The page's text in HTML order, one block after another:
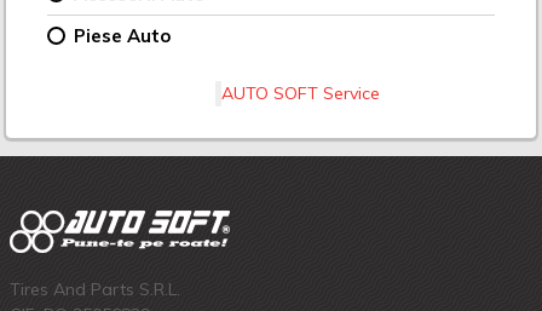
Piese Auto
AUTO SOFT Service
Tires And Parts S.R.L.